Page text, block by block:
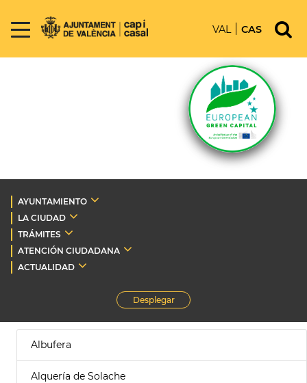
VAL CAS
AYUNTAMIENTO
LA CIUDAD
TRÁMITES
ATENCIÓN CIUDADANA
ACTUALIDAD
Desplegar
Albufera
Alquería de Solache